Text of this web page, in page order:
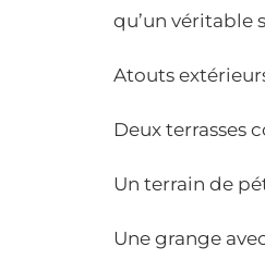
qu’un véritable
Atouts
Deux terrasses
Un terrain de
Une grange